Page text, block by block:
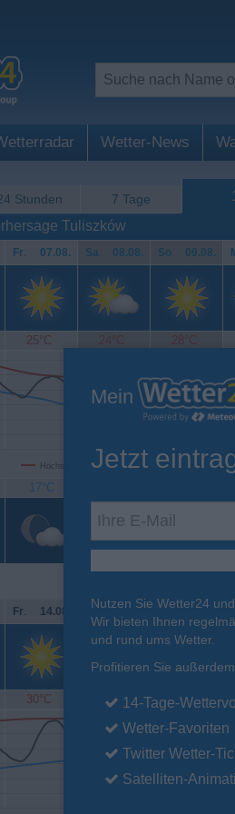
Wetter-News
Stunden 7 Tage
Tuliszków
Fr. 07.08. Sa. 08.08. So. 09.08.
25°C 24°C 28°C
Höchsttemperatur Tiefsttemperatur
17°C
Fr. 14.08. Sa. 15.08. So. 16.08.
30°C 30°C 27°C
Mein
Jetzt
Nutzen Sie Wetter24
Wir bieten Ihnen
und rund ums Wetter.
Profitieren Sie
14-Tage-
Wetter-Favoriten
Twitter Wetter-
Satelliten-